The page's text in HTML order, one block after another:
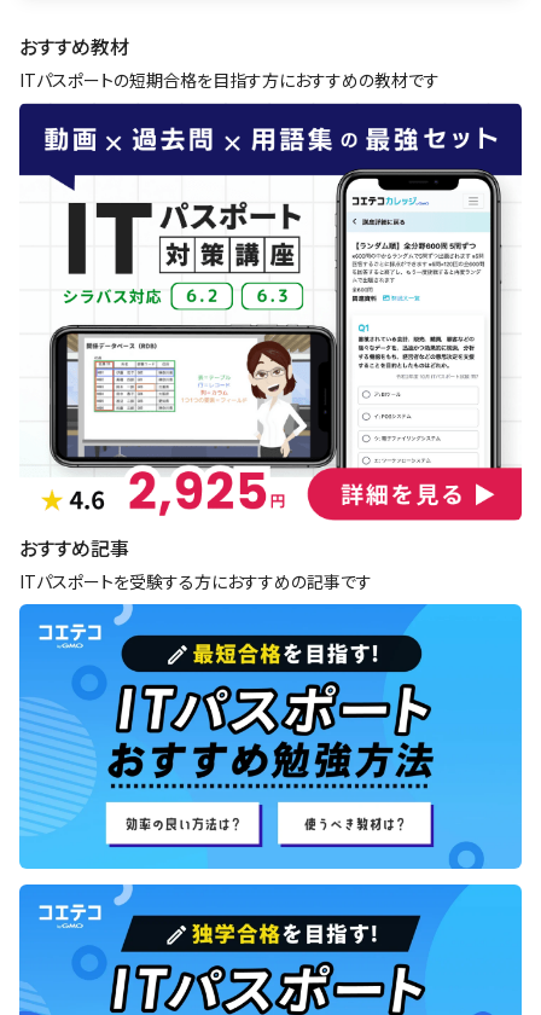
おすすめ教材
ITパスポートの短期合格を目指す方におすすめの教材です
おすすめ記事
ITパスポートを受験する方におすすめの記事です